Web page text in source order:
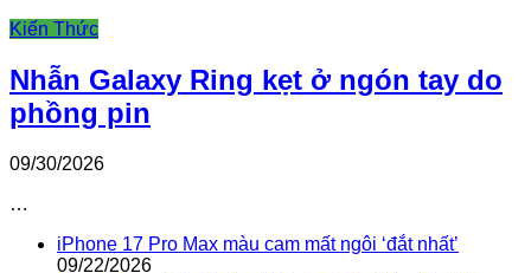
Kiến Thức
Nhẫn Galaxy Ring kẹt ở ngón tay do
phồng pin
09/30/2026
…
iPhone 17 Pro Max màu cam mất ngôi ‘đắt nhất’
09/22/2026